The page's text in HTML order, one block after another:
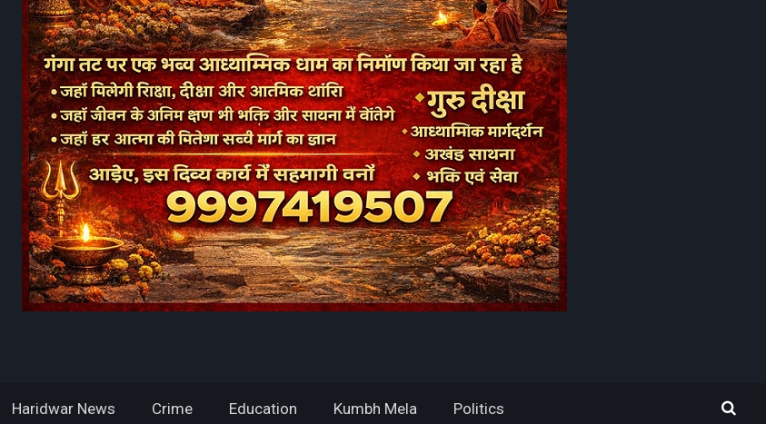
Haridwar News Crime Education Kumbh Mela Politics